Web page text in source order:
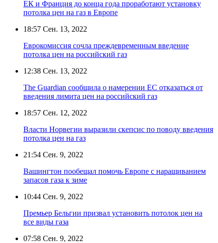
ЕК и Франция до конца года проработают установку
потолка цен на газ в Европе
18:57 Сен. 13, 2022
Еврокомиссия сочла преждевременным введение
потолка цен на российский газ
12:38 Сен. 13, 2022
The Guardian сообщила о намерении ЕС отказаться от
введения лимита цен на российский газ
18:57 Сен. 12, 2022
Власти Норвегии выразили скепсис по поводу введения
потолка цен на газ
21:54 Сен. 9, 2022
Вашингтон пообещал помочь Европе с наращиванием
запасов газа к зиме
10:44 Сен. 9, 2022
Премьер Бельгии призвал установить потолок цен на
все виды газа
07:58 Сен. 9, 2022